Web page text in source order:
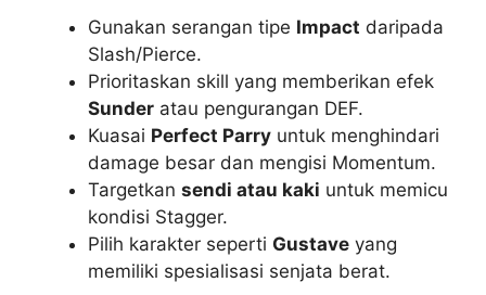
Gunakan serangan tipe Impact daripada
Slash/Pierce.
Prioritaskan skill yang memberikan efek
Sunder atau pengurangan DEF.
Kuasai Perfect Parry untuk menghindari
damage besar dan mengisi Momentum.
Targetkan sendi atau kaki untuk memicu
kondisi Stagger.
Pilih karakter seperti Gustave yang
memiliki spesialisasi senjata berat.